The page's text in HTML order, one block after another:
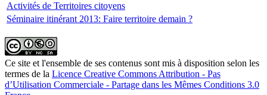
Activités de Territoires citoyens
Séminaire itinérant 2013: Faire territoire demain ?
Ce site et l'ensemble de ses contenus sont mis à disposition selon les
termes de la Licence Creative Commons Attribution - Pas
d’Utilisation Commerciale - Partage dans les Mêmes Conditions 3.0